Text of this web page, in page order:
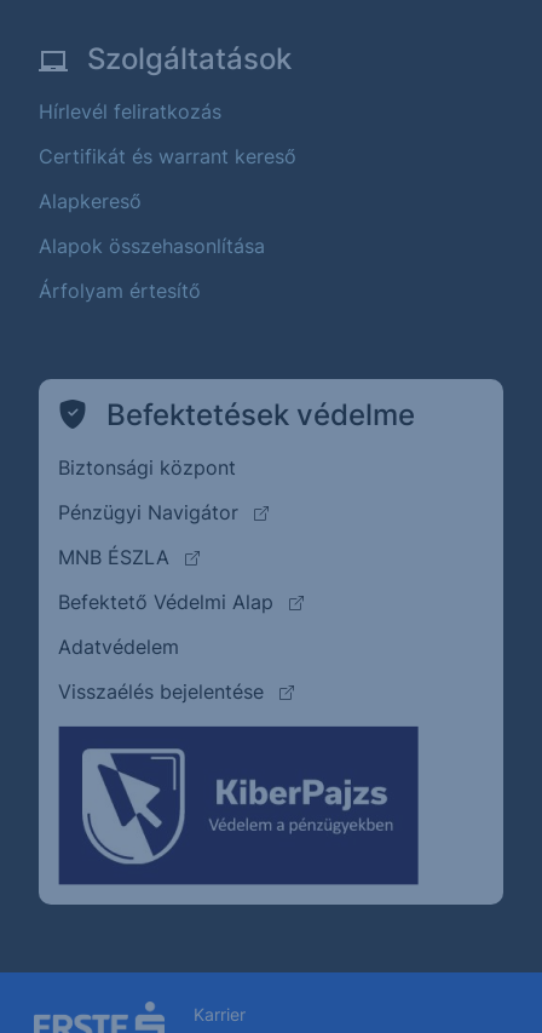
Szolgáltatások
Hírlevél feliratkozás
Certifikát és warrant kereső
Alapkereső
Alapok összehasonlítása
Árfolyam értesítő
Befektetések védelme
Biztonsági központ
Pénzügyi Navigátor
(külső oldalra ugrik)
MNB ÉSZLA
(külső oldalra ugrik)
Befektető Védelmi Alap
(külső oldalra ugrik)
Adatvédelem
Visszaélés bejelentése
(külső oldalra ugrik)
Karrier